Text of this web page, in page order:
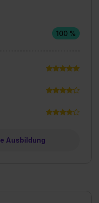
100 %
Ausbildung